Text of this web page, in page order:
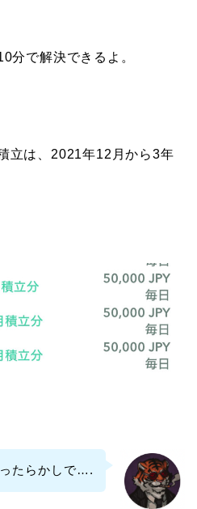
分で解決できるよ。
立は、2021年12月から3年
たらかしで….